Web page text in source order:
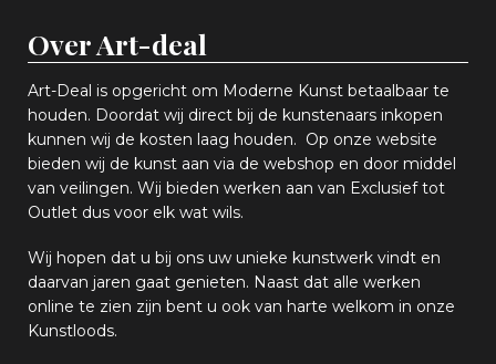
Over Art-deal
Art-Deal is opgericht om Moderne Kunst betaalbaar te
houden. Doordat wij direct bij de kunstenaars inkopen
kunnen wij de kosten laag houden. Op onze website
bieden wij de kunst aan via de webshop en door middel
van veilingen. Wij bieden werken aan van Exclusief tot
Outlet dus voor elk wat wils.
Wij hopen dat u bij ons uw unieke kunstwerk vindt en
daarvan jaren gaat genieten. Naast dat alle werken
online te zien zijn bent u ook van harte welkom in onze
Kunstloods.